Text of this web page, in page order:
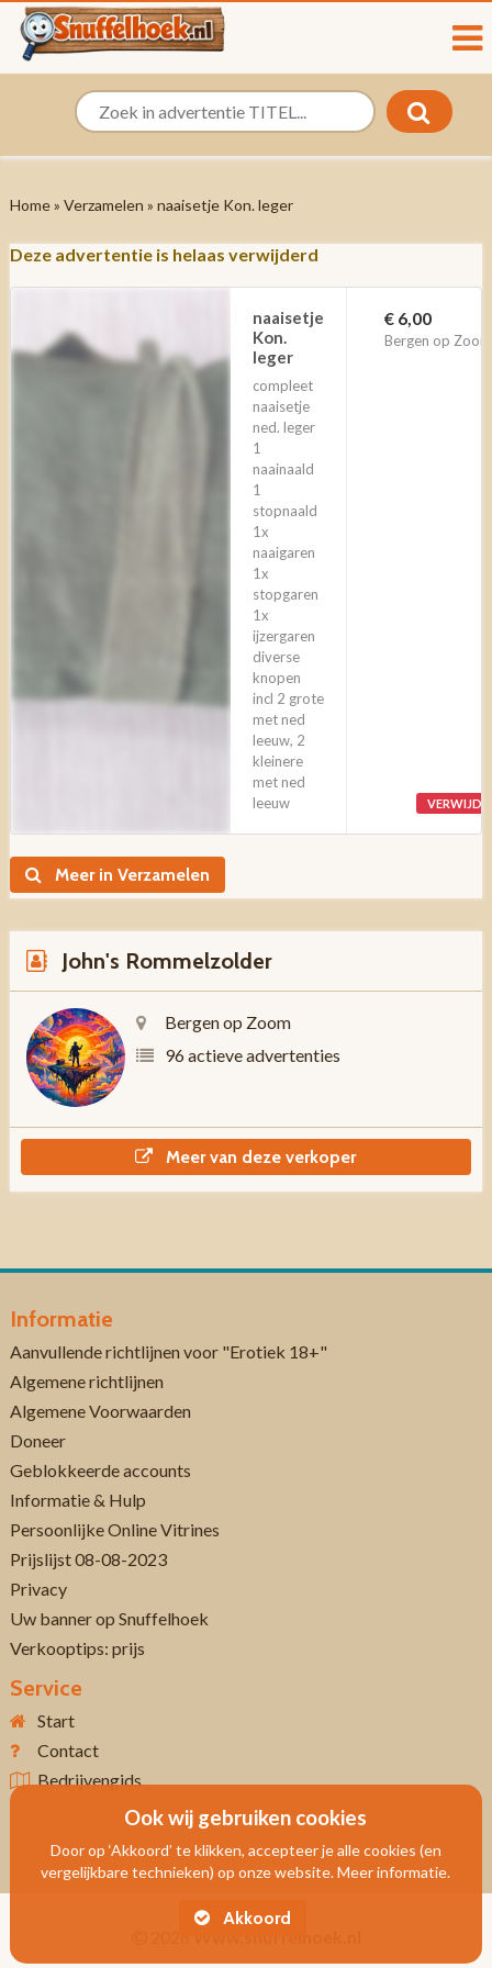
Home» Verzamelen » naaisetje Kon. leger
Deze advertentie is helaas verwijderd
naaisetje
Kon.
leger
compleet
naaisetje
ned. leger
1
naainaald
1
stopnaald
1x
naaigaren
1x
stopgaren
1x
ijzergaren
diverse
knopen
incl 2 grote
met ned
leeuw, 2
kleinere
met ned
leeuw
€ 6,00
Bergen op
Meer in Verzamelen
John's Rommelzolder
Bergen op Zoom
96 actieve advertenties
Meer van deze verkoper
Informatie
Aanvullende richtlijnen voor "Erotiek 18+"
Algemene richtlijnen
Algemene Voorwaarden
Doneer
Geblokkeerde accounts
Informatie & Hulp
Persoonlijke Online Vitrines
Prijslijst 08-08-2023
Privacy
Uw banner op Snuffelhoek
Verkooptips: prijs
Service
Start
Contact
Bedrijvengids
Ook wij gebruiken cookies
Door op ‘Akkoord’ te klikken, accepteer je alle cookies (en
vergelijkbare technieken) op onze website. Meer informatie.
Akkoord